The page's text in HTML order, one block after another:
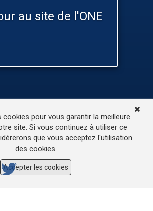
au site de l'ONE
L’accessibilité de ce site
– Production : Dew production – Tous
réservés – Webdesign: Lokidor
pour vous garantir la meilleure
site. Si vous continuez à utiliser ce
que vous acceptez l'utilisation
des cookies.
Accepter les cookies